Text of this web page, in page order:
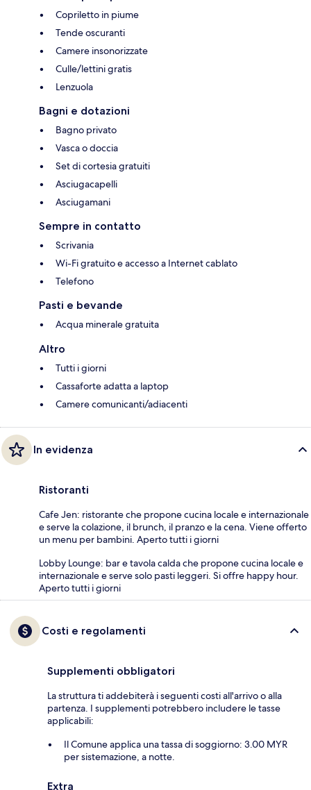
Copriletto in piume
Tende oscuranti
Camere insonorizzate
Culle/lettini gratis
Lenzuola
Bagni e dotazioni
Bagno privato
Vasca o doccia
Set di cortesia gratuiti
Asciugacapelli
Asciugamani
Sempre in contatto
Scrivania
Wi-Fi gratuito e accesso a Internet cablato
Telefono
Pasti e bevande
Acqua minerale gratuita
Altro
Tutti i giorni
Cassaforte adatta a laptop
Camere comunicanti/adiacenti
In evidenza
Ristoranti
Cafe Jen: ristorante che propone cucina locale e internazionale
e serve la colazione, il brunch, il pranzo e la cena. Viene offerto
un menu per bambini. Aperto tutti i giorni
Lobby Lounge: bar e tavola calda che propone cucina locale e
internazionale e serve solo pasti leggeri. Si offre happy hour.
Aperto tutti i giorni
Costi e regolamenti
Supplementi obbligatori
La struttura ti addebiterà i seguenti costi all'arrivo o alla
partenza. I supplementi potrebbero includere le tasse
applicabili:
Il Comune applica una tassa di soggiorno: 3.00 MYR
per sistemazione, a notte.
Extra